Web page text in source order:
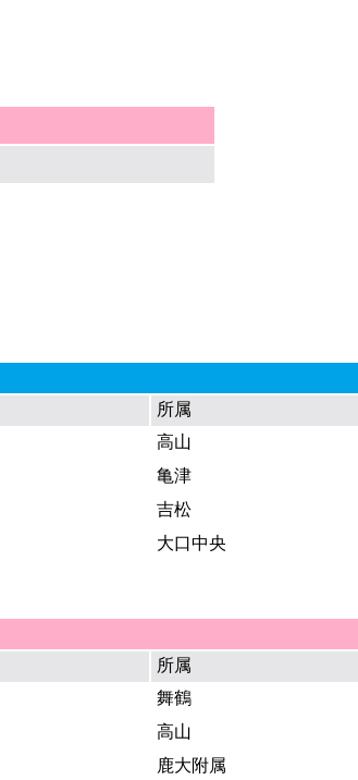
所属
高山
亀津
吉松
大口中央
所属
舞鶴
高山
鹿大附属